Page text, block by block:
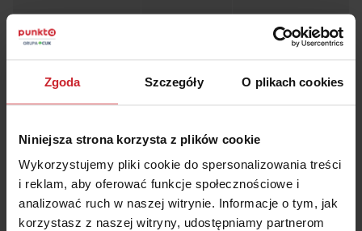
Zgoda Szczegóły O plikach cookies
Niniejsza strona korzysta z plików cookie
Wykorzystujemy pliki cookie do spersonalizowania treści
i reklam, aby oferować funkcje społecznościowe i
analizować ruch w naszej witrynie. Informacje o tym, jak
korzystasz z naszej witryny, udostępniamy partnerom
ŚREDNIA 26,23%
Dane na podstawie raporów miesięcznych Punkta.
Warto wspomnieć, że średnia składka w miastach powyżej
mieszkańców – 529 zł.
Top 10 najtańszych miast w Polsce w ostatnim
kwartale 2023 roku